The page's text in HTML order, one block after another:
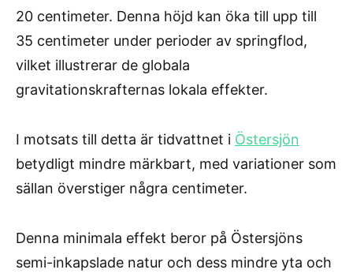
20 centimeter. Denna höjd kan öka till upp till
35 centimeter under perioder av springflod,
vilket illustrerar de globala
gravitationskrafternas lokala effekter.
I motsats till detta är tidvattnet i Östersjön
betydligt mindre märkbart, med variationer som
sällan överstiger några centimeter.
Denna minimala effekt beror på Östersjöns
semi-inkapslade natur och dess mindre yta och